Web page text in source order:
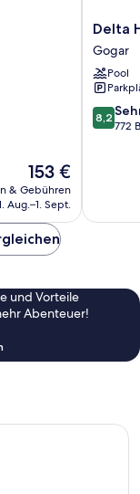
Der
Preis
beträgt
153 €
& Gebühren
Aug.–1. Sept.
Delta
Hotels
by
Marriott
Gogar
Delta
Gogar
Pool
8.2
von
8,2
772
und Vorteile
Abenteuer!